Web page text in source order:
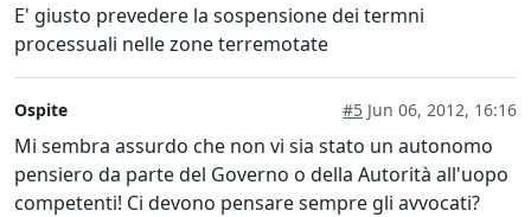
E' giusto prevedere la sospensione dei termni
processuali nelle zone terremotate
Ospite #5 Jun 06, 2012, 16:16
Mi sembra assurdo che non vi sia stato un autonomo
pensiero da parte del Governo o della Autorità all'uopo
competenti! Ci devono pensare sempre gli avvocati?